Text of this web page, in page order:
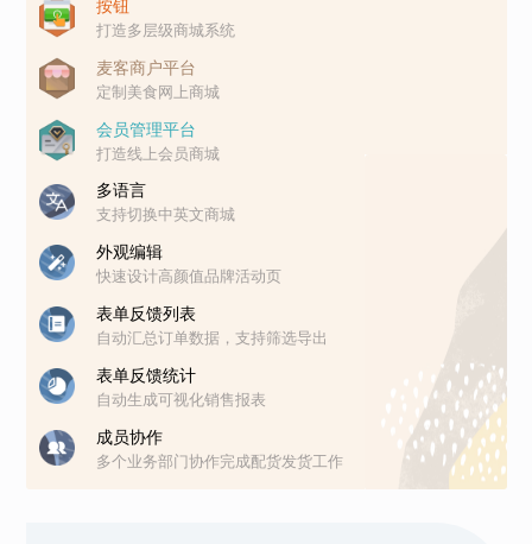
按钮
打造多层级商城系统
麦客商户平台
定制美食网上商城
会员管理平台
打造线上会员商城
多语言
支持切换中英文商城
外观编辑
快速设计高颜值品牌活动页
表单反馈列表
自动汇总订单数据，支持筛选导出
表单反馈统计
自动生成可视化销售报表
成员协作
多个业务部门协作完成配货发货工作